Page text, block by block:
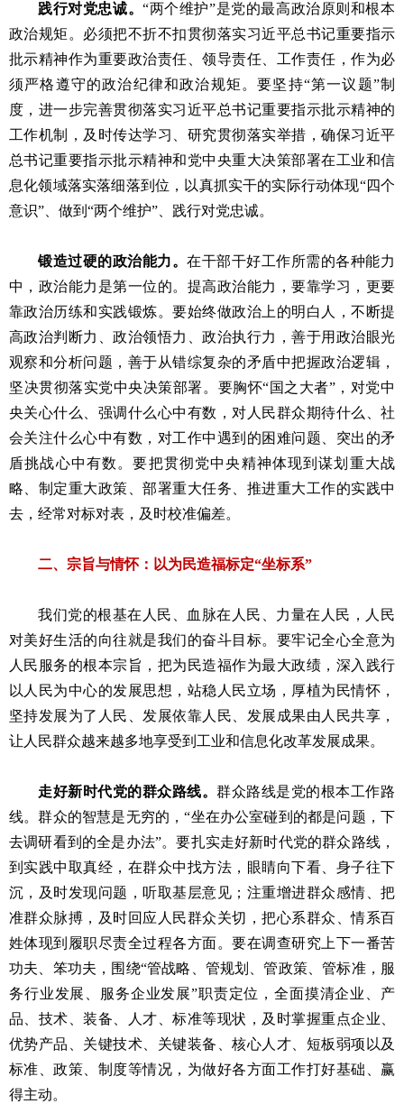
践行对党忠诚。“两个维护”是党的最高政治原则和根本
政治规矩。必须把不折不扣贯彻落实习近平总书记重要指示
批示精神作为重要政治责任、领导责任、工作责任，作为必
须严格遵守的政治纪律和政治规矩。要坚持“第一议题”制
度，进一步完善贯彻落实习近平总书记重要指示批示精神的
工作机制，及时传达学习、研究贯彻落实举措，确保习近平
总书记重要指示批示精神和党中央重大决策部署在工业和信
息化领域落实落细落到位，以真抓实干的实际行动体现“四个
意识”、做到“两个维护”、践行对党忠诚。
锻造过硬的政治能力。在干部干好工作所需的各种能力
中，政治能力是第一位的。提高政治能力，要靠学习，更要
靠政治历练和实践锻炼。要始终做政治上的明白人，不断提
高政治判断力、政治领悟力、政治执行力，善于用政治眼光
观察和分析问题，善于从错综复杂的矛盾中把握政治逻辑，
坚决贯彻落实党中央决策部署。要胸怀“国之大者”，对党中
央关心什么、强调什么心中有数，对人民群众期待什么、社
会关注什么心中有数，对工作中遇到的困难问题、突出的矛
盾挑战心中有数。要把贯彻党中央精神体现到谋划重大战
略、制定重大政策、部署重大任务、推进重大工作的实践中
去，经常对标对表，及时校准偏差。
二、宗旨与情怀：以为民造福标定“坐标系”
我们党的根基在人民、血脉在人民、力量在人民，人民
对美好生活的向往就是我们的奋斗目标。要牢记全心全意为
人民服务的根本宗旨，把为民造福作为最大政绩，深入践行
以人民为中心的发展思想，站稳人民立场，厚植为民情怀，
坚持发展为了人民、发展依靠人民、发展成果由人民共享，
让人民群众越来越多地享受到工业和信息化改革发展成果。
走好新时代党的群众路线。群众路线是党的根本工作路
线。群众的智慧是无穷的，“坐在办公室碰到的都是问题，下
去调研看到的全是办法”。要扎实走好新时代党的群众路线，
到实践中取真经，在群众中找方法，眼睛向下看、身子往下
沉，及时发现问题，听取基层意见；注重增进群众感情、把
准群众脉搏，及时回应人民群众关切，把心系群众、情系百
姓体现到履职尽责全过程各方面。要在调查研究上下一番苦
功夫、笨功夫，围绕“管战略、管规划、管政策、管标准，服
务行业发展、服务企业发展”职责定位，全面摸清企业、产
品、技术、装备、人才、标准等现状，及时掌握重点企业、
优势产品、关键技术、关键装备、核心人才、短板弱项以及
标准、政策、制度等情况，为做好各方面工作打好基础、赢
得主动。